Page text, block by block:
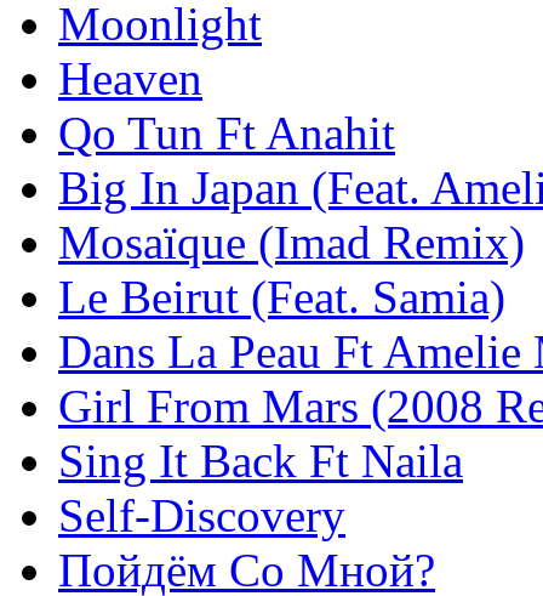
Moonlight
Heaven
Qo Tun Ft Anahit
Big In Japan (Feat.
Mosaïque (Imad Remix)
Le Beirut (Feat. Samia)
Dans La Peau Ft Amelie
Girl From Mars (2008
Sing It Back Ft Naila
Self-Discovery
Пойдём Со Мной?